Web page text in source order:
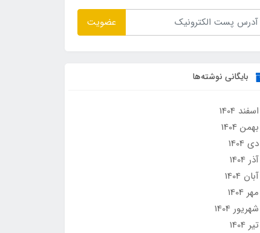
عضویت
بایگانی نوشته‌ها
اسفند 1404
بهمن 1404
دی 1404
آذر 1404
آبان 1404
مهر 1404
شهریور 1404
تير 1404